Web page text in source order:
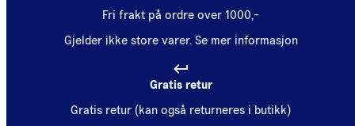
Fri frakt på ordre over 1000,-
Gjelder ikke store varer. Se mer informasjon
Gratis retur
Gratis retur (kan også returneres i butikk)